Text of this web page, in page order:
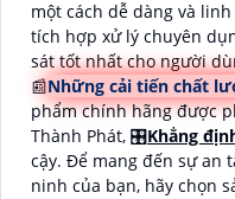
một cách dễ dàng và
tích hợp xử lý chuyên
sát tốt nhất cho người
📰Những cải tiến chất
phẩm chính hãng được
Thành Phát, 🎛Khẳng
cậy. Để mang đến sự an
ninh của bạn, hãy chọn